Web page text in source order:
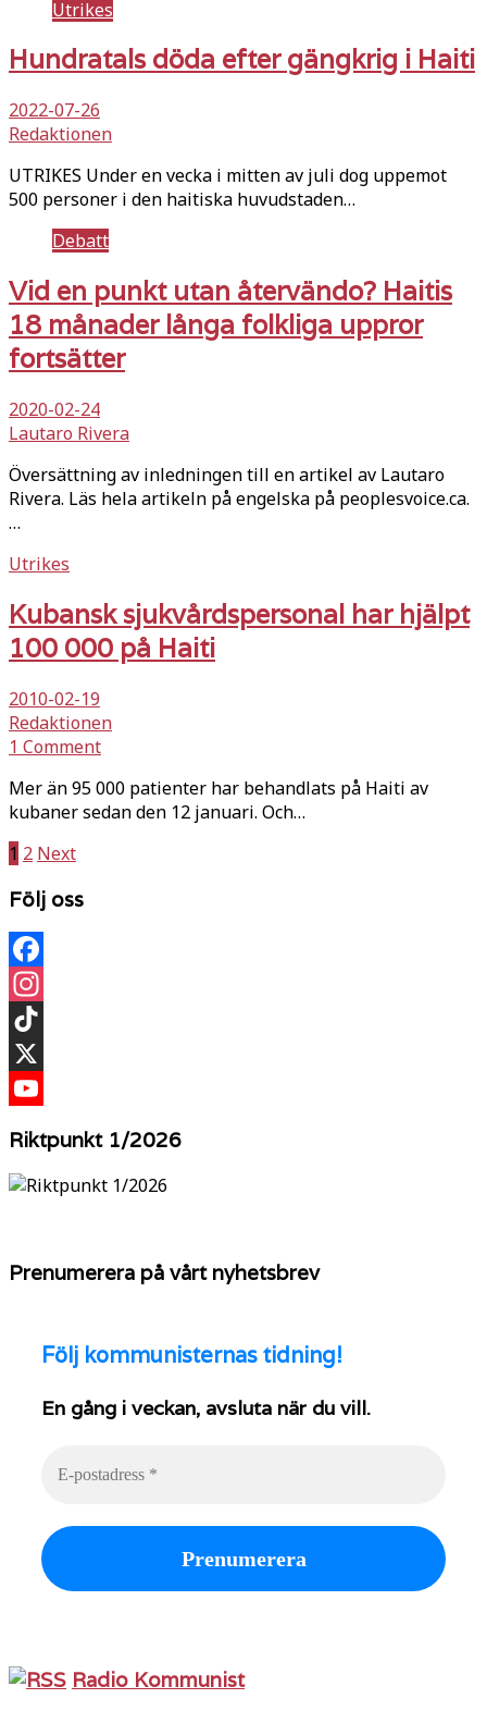
Utrikes
Hundratals döda efter gängkrig i Haiti
2022-07-26
Redaktionen
UTRIKES Under en vecka i mitten av juli dog uppemot
500 personer i den haitiska huvudstaden…
Debatt
Vid en punkt utan återvändo? Haitis
18 månader långa folkliga uppror
fortsätter
2020-02-24
Lautaro Rivera
Översättning av inledningen till en artikel av Lautaro
Rivera. Läs hela artikeln på engelska på peoplesvoice.ca.
…
Utrikes
Kubansk sjukvårdspersonal har hjälpt
100 000 på Haiti
2010-02-19
Redaktionen
1 Comment
Mer än 95 000 patienter har behandlats på Haiti av
kubaner sedan den 12 januari. Och…
Sidnumrering
för
inlägg
1 2 Next
Följ oss
Facebook
Instagram
TikTok
X
Riktpunkt 1/2026
Prenumerera på vårt nyhetsbrev
Följ kommunisternas tidning!
En gång i veckan, avsluta när du vill.
Radio Kommunist